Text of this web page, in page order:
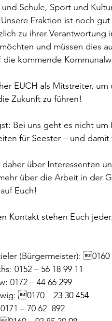
und Schule, Sport und
Fraktion ist noch
zu ihrer
und müssen dies
die kommende
EUCH als Mitstreiter,
Zukunft zu führen!
Bei uns geht es nicht
für Seester – und damit
daher über Interessenten
über die Arbeit in der
Euch!
Kontakt stehen Euch
(Bürgermeister): 0160
0152 – 56 18 99 11
0172 – 44 66 299
0170 – 23 30 454
– 70 62  892